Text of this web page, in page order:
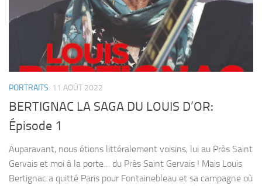
PORTRAITS 11 AOÛT 2022
BERTIGNAC LA SAGA DU LOUIS D’OR:
Épisode 1
Auparavant, nous étions littéralement voisins, lui au Près Saint
Gervais et moi à la porte… du Près Saint Gervais ! Mais Louis
Bertignac a quitté Paris pour Fontainebleau et sa campagne où